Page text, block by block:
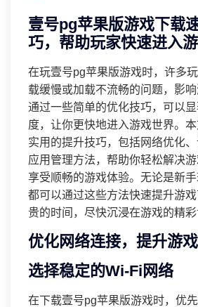
壹号pg苹果版游戏下载
巧，帮助玩家快速进入
在玩壹号pg苹果版游戏时，许多
载缓慢或加载不流畅的问题，影响
通过一些简单的优化技巧，可以
度，让你更快地进入游戏世界。
实用的提升技巧，包括网络优化
应用管理方法，帮助你轻松解决游
享受顺畅的游戏体验。无论是新手
都可以通过这些方法快速提升游
贵的时间，尽快沉浸在游戏的精彩
优化网络连接，提升游
选择稳定的Wi-Fi网络
在下载壹号pg苹果版游戏时，优